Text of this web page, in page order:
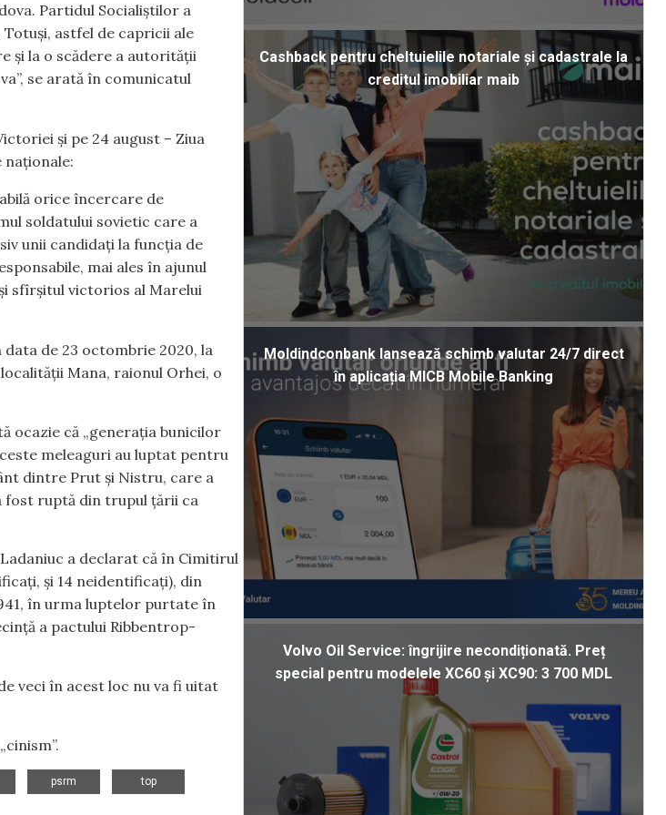
Partidul Socialiștilor a
astfel de capricii ale
și la o scădere a autorității
se arată în comunicatul
și pe 24 august – Ziua
naționale:
orice încercare de
soldatului sovietic care a
unii candidați la funcția de
mai ales în ajunul
sfîrșitul victorios al Marelui
data de 23 octombrie 2020, la
Mana, raionul Orhei, o
ocazie că „generația bunicilor
meleaguri au luptat pentru
dintre Prut și Nistru, care a
fost ruptă din trupul țării ca
a declarat că în Cimitirul
și 14 neidentificați), din
în urma luptelor purtate în
a pactului Ribbentrop-
veci în acest loc nu va fi uitat
psrm
top
Cashback pentru cheltuielile notariale și cadastrale la
creditul imobiliar maib
Moldindconbank lansează schimb valutar 24/7 direct
în aplicația MICB Mobile Banking
Volvo Oil Service: îngrijire necondiționată. Preț
special pentru modelele XC60 și XC90: 3 700 MDL